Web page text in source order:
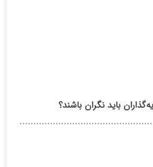
باید نگران باشند؟